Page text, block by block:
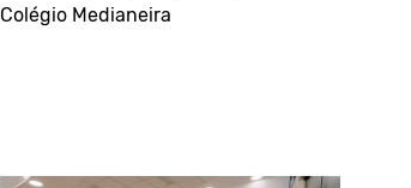
Colégio Medianeira